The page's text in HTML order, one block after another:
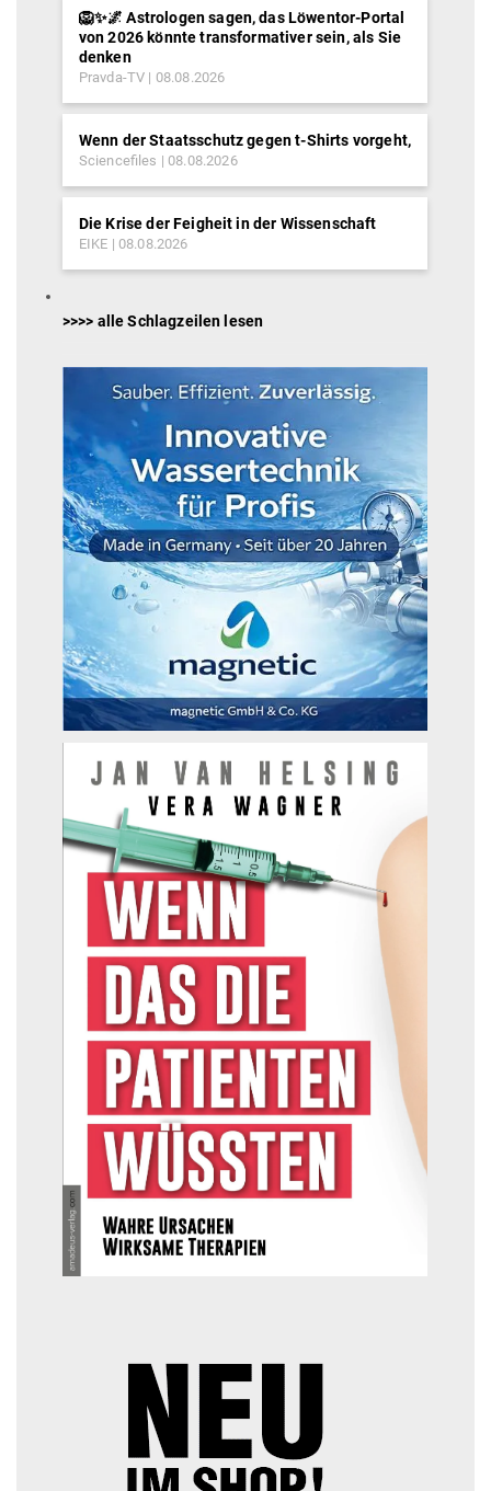
🦁✨🌌 Astrologen sagen, das Löwentor-Portal
von 2026 könnte transformativer sein, als Sie
denken
Pravda-TV 08.08.2026
Wenn der Staatsschutz gegen t-Shirts vorgeht,
Sciencefiles 08.08.2026
Die Krise der Feigheit in der Wissenschaft
EIKE 08.08.2026
>>>> alle Schlagzeilen lesen